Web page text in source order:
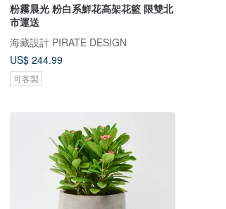
粉霧晨光 粉白系鮮花高架花籃 限雙北
市運送
海藏設計 PIRATE DESIGN
US$ 244.99
可客製